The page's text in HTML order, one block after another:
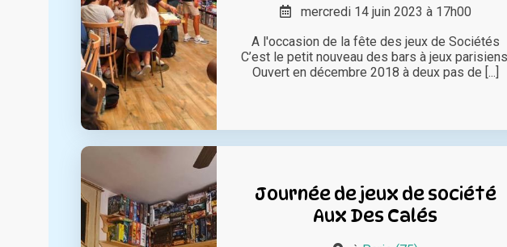
mercredi 14 juin 2023 à 17h00
A l'occasion de la fête des jeux de Sociétés
C’est le petit nouveau des bars à jeux
Ouvert en décembre 2018 à deux pas de [...]
Journée de jeux de société
Aux Des Calés